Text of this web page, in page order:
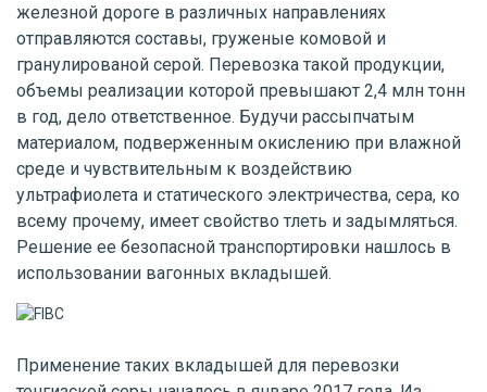
железной дороге в различных направлениях
отправляются составы, груженые комовой и
гранулированой серой. Перевозка такой продукции,
объемы реализации которой превышают 2,4 млн тонн
в год, дело ответственное. Будучи рассыпчатым
материалом, подверженным окислению при влажной
среде и чувствительным к воздействию
ультрафиолета и статического электричества, сера, ко
всему прочему, имеет свойство тлеть и задымляться.
Решение ее безопасной транспортировки нашлось в
использовании вагонных вкладышей.
Применение таких вкладышей для перевозки